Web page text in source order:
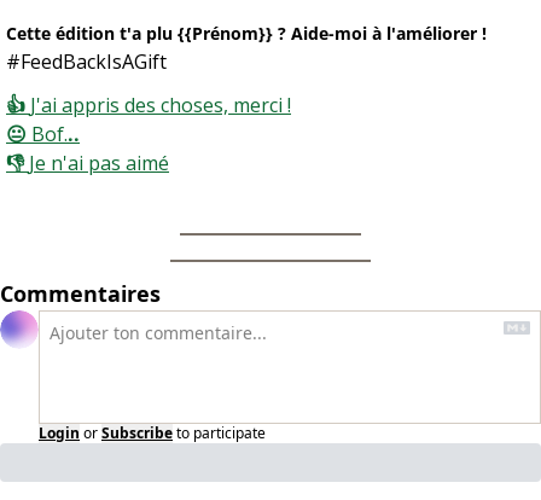
Cette édition t'a plu {{Prénom}} ? Aide-moi à l'améliorer !
#FeedBackIsAGift
👍 J'ai appris des choses, merci !
😐 Bof...
👎 Je n'ai pas aimé
Commentaires
Login orSubscribeto participate